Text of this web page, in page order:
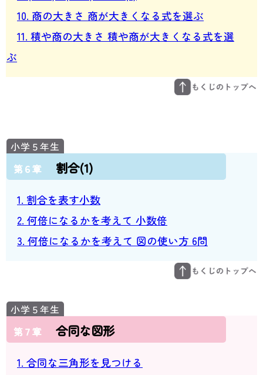
10. 商の大きさ 商が大きくなる式を選ぶ
11. 積や商の大きさ 積や商が大きくなる式を選
ぶ
第６章 割合(1)
1. 割合を表す小数
2. 何倍になるかを考えて 小数倍
3. 何倍になるかを考えて 図の使い方 6問
第７章 合同な図形
1. 合同な三角形を見つける